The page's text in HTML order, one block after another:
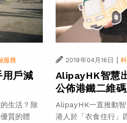
服務
用戶減
生活？除
質的體
2019年04月16日 |
AlipayHK智慧
公佈港鐵二維
AlipayHK一直推動
港人於「衣食住行」